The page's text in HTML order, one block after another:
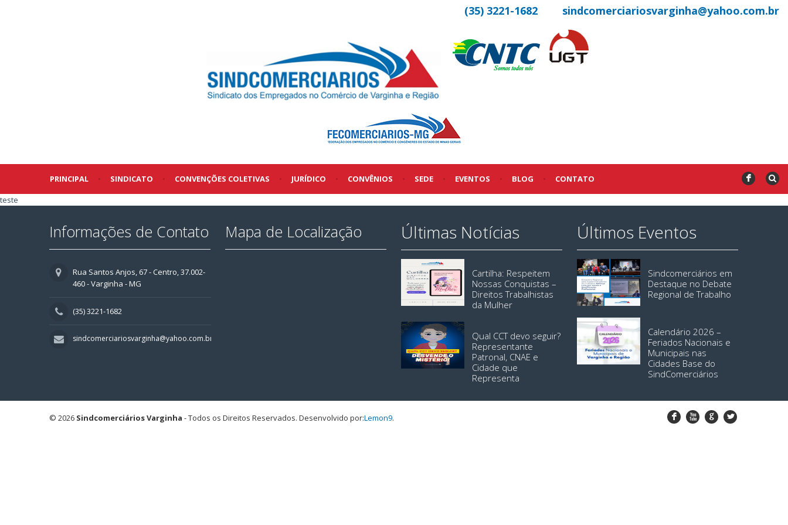
(35) 3221-1682 sindcomerciariosvarginha@yahoo.com.br
PRINCIPAL • SINDICATO • CONVENÇÕES COLETIVAS • JURÍDICO • CONVÊNIOS • SEDE • EVENTOS • BLOG • CONTATO F
teste
Informações de Contato
Rua Santos Anjos, 67 - Centro, 37.002-
460 - Varginha - MG
(35) 3221-1682
sindcomerciariosvarginha@yahoo.com.br
Mapa de Localização Últimas Notícias
Cartilha: Respeitem
Nossas Conquistas –
Direitos Trabalhistas
da Mulher
Qual CCT devo seguir?
Representante
Patronal, CNAE e
Cidade que
Representa
Últimos Eventos
Sindcomerciários em
Destaque no Debate
Regional de Trabalho
Calendário 2026 –
Feriados Nacionais e
Municipais nas
Cidades Base do
SindComerciários
© 2026 Sindcomerciários Varginha - Todos os Direitos Reservados. Desenvolvido por:Lemon9. F X G L